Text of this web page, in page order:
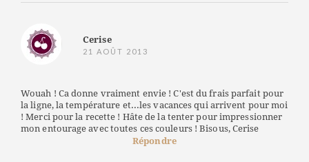
Cerise
21 AOÛT 2013
Wouah ! Ca donne vraiment envie ! C'est du frais parfait pour
la ligne, la température et...les vacances qui arrivent pour moi
! Merci pour la recette ! Hâte de la tenter pour impressionner
mon entourage avec toutes ces couleurs ! Bisous, Cerise
Répondre